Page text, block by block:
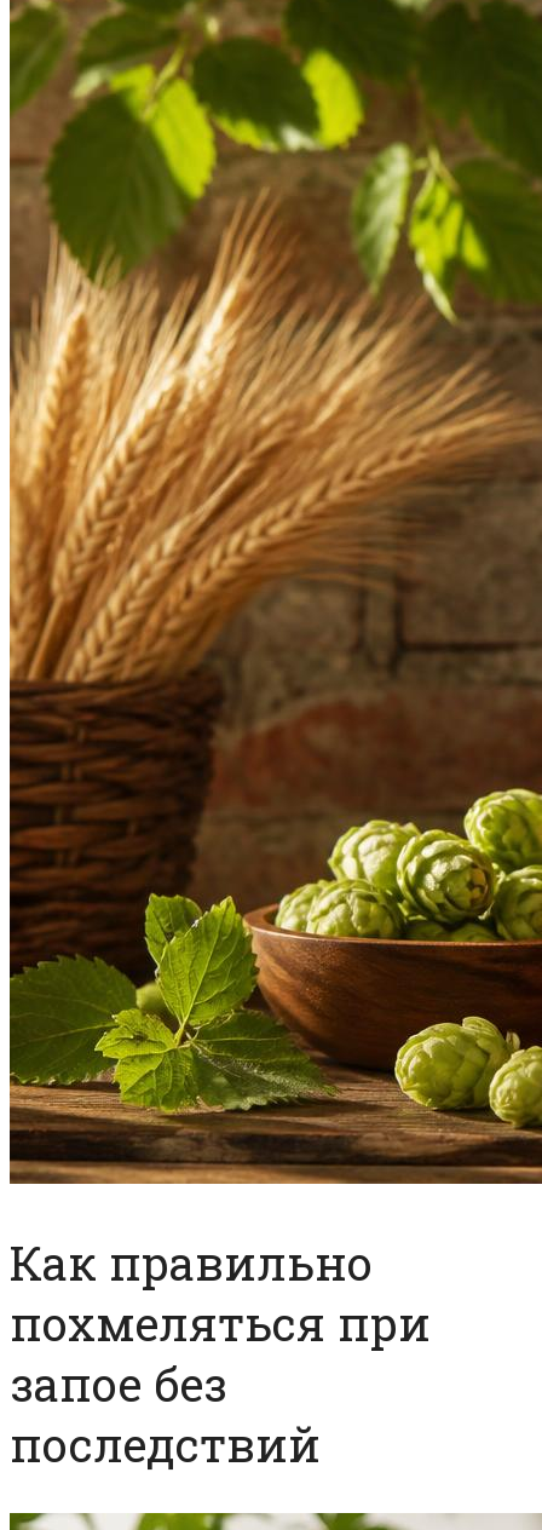
Как правильно
похмеляться при
запое без
последствий